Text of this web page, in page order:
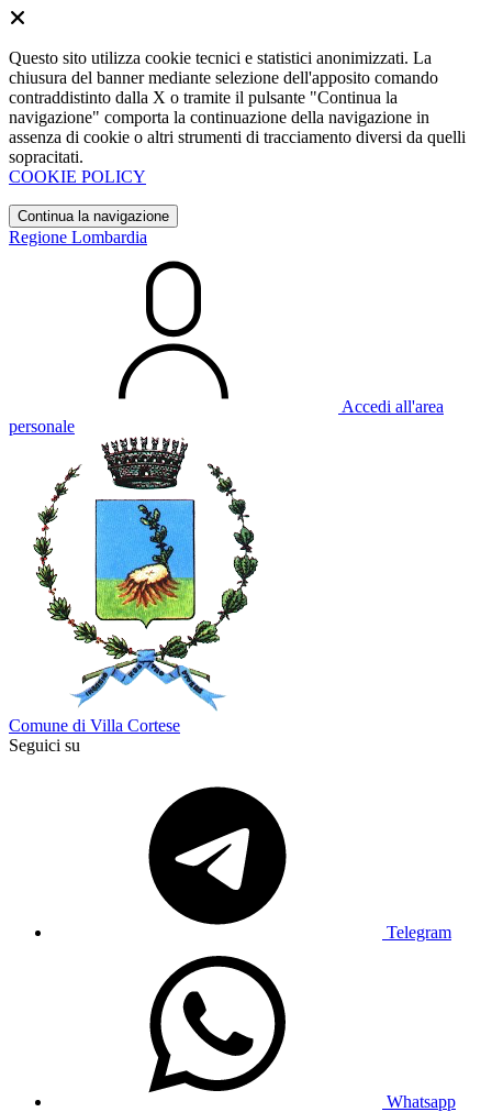
Questo sito utilizza cookie tecnici e statistici anonimizzati. La
chiusura del banner mediante selezione dell'apposito comando
contraddistinto dalla X o tramite il pulsante "Continua la
navigazione" comporta la continuazione della navigazione in
assenza di cookie o altri strumenti di tracciamento diversi da quelli
sopracitati.
COOKIE POLICY
Continua la navigazione
Regione Lombardia
Accedi all'area
personale
Comune di Villa Cortese
Seguici su
Telegram
Whatsapp